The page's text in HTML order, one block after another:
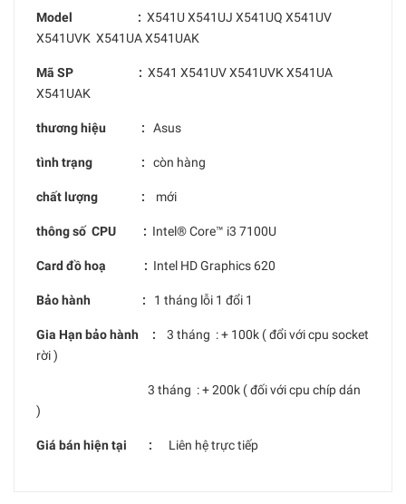
Model : X541U X541UJ X541UQ X541UV
X541UVK X541UA X541UAK
Mã SP : X541 X541UV X541UVK X541UA
X541UAK
thương hiệu : Asus
tình trạng : còn hàng
chất lượng : mới
thông số CPU : Intel® Core™ i3 7100U
Card đồ hoạ : Intel HD Graphics 620
Bảo hành : 1 tháng lỗi 1 đổi 1
Gia Hạn bảo hành : 3 tháng : + 100k ( đổi với cpu socket
rời )
3 tháng : + 200k ( đối với cpu chíp dán
)
Giá bán hiện tại : Liên hệ trực tiếp